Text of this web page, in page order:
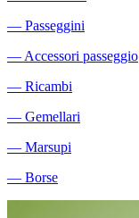
― Passeggini
― Accessori passeggio
― Ricambi
― Gemellari
― Marsupi
― Borse